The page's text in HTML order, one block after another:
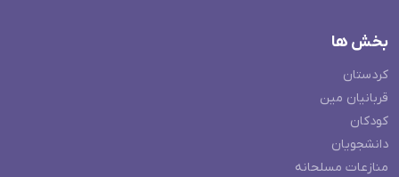
بخش ها
کردستان
قربانیان مین
کودکان
دانشجویان
منازعات مسلحانه